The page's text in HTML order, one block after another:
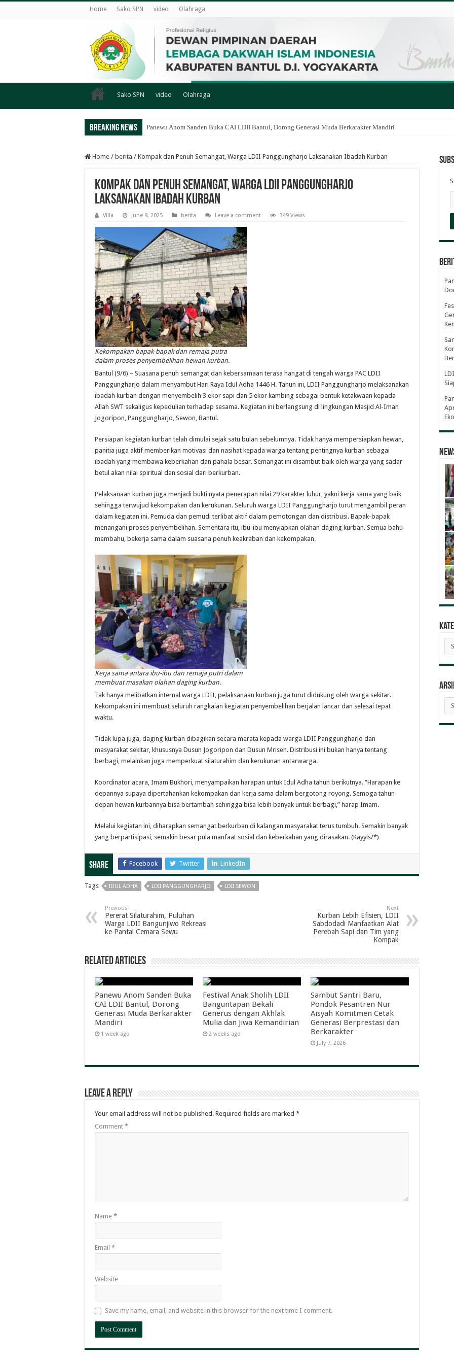
Home Sako SPN video Olahraga
Sako SPN video Olahraga
Breaking News Panewu Anom Sanden Buka CAI LDII Bantul, Dorong Generasi Muda Berkarakter Mandiri
Home / berita / Kompak dan Penuh Semangat, Warga LDII Panggungharjo Laksanakan Ibadah Kurban
Kompak dan Penuh Semangat, Warga LDII Panggungharjo
Laksanakan Ibadah Kurban
Villa June 9, 2025 berita Leave a comment 349 Views
Kekompakan bapak-bapak dan remaja putra
dalam proses penyembelihan hewan kurban.
Bantul (9/6) – Suasana penuh semangat dan kebersamaan terasa hangat di tengah warga PAC LDII
Panggungharjo dalam menyambut Hari Raya Idul Adha 1446 H. Tahun ini, LDII Panggungharjo melaksanakan
ibadah kurban dengan menyembelih 3 ekor sapi dan 5 ekor kambing sebagai bentuk ketakwaan kepada
Allah SWT sekaligus kepedulian terhadap sesama. Kegiatan ini berlangsung di lingkungan Masjid Al-Iman
Jogoripon, Panggungharjo, Sewon, Bantul.
Persiapan kegiatan kurban telah dimulai sejak satu bulan sebelumnya. Tidak hanya mempersiapkan hewan,
panitia juga aktif memberikan motivasi dan nasihat kepada warga tentang pentingnya kurban sebagai
ibadah yang membawa keberkahan dan pahala besar. Semangat ini disambut baik oleh warga yang sadar
betul akan nilai spiritual dan sosial dari berkurban.
Pelaksanaan kurban juga menjadi bukti nyata penerapan nilai 29 karakter luhur, yakni kerja sama yang baik
sehingga terwujud kekompakan dan kerukunan. Seluruh warga LDII Panggungharjo turut mengambil peran
dalam kegiatan ini. Pemuda dan pemudi terlibat aktif dalam pemotongan dan distribusi. Bapak-bapak
menangani proses penyembelihan. Sementara itu, ibu-ibu menyiapkan olahan daging kurban. Semua bahu-
membahu, bekerja sama dalam suasana penuh keakraban dan kekompakan.
Kerja sama antara ibu-ibu dan remaja putri dalam
membuat masakan olahan daging kurban.
Tak hanya melibatkan internal warga LDII, pelaksanaan kurban juga turut didukung oleh warga sekitar.
Kekompakan ini membuat seluruh rangkaian kegiatan penyembelihan berjalan lancar dan selesai tepat
waktu.
Tidak lupa juga, daging kurban dibagikan secara merata kepada warga LDII Panggungharjo dan
masyarakat sekitar, khususnya Dusun Jogoripon dan Dusun Mrisen. Distribusi ini bukan hanya tentang
berbagi, melainkan juga memperkuat silaturahim dan kerukunan antarwarga.
Koordinator acara, Imam Bukhori, menyampaikan harapan untuk Idul Adha tahun berikutnya. “Harapan ke
depannya supaya dipertahankan kekompakan dan kerja sama dalam bergotong royong. Semoga tahun
depan hewan kurbannya bisa bertambah sehingga bisa lebih banyak untuk berbagi,” harap Imam.
Melalui kegiatan ini, diharapkan semangat berkurban di kalangan masyarakat terus tumbuh. Semakin banyak
yang berpartisipasi, semakin besar pula manfaat sosial dan keberkahan yang dirasakan. (Kayyis/*)
Share Facebook Twitter LinkedIn
Tags IDUL ADHA LDII PANGGUNGHARJO LDII SEWON
Previous
Pererat Silaturahim, Puluhan
Warga LDII Bangunjiwo Rekreasi
ke Pantai Cemara Sewu
Next
Kurban Lebih Efisien, LDII
Sabdodadi Manfaatkan Alat
Perebah Sapi dan Tim yang
Kompak
Related Articles
Panewu Anom Sanden Buka
CAI LDII Bantul, Dorong
Generasi Muda Berkarakter
Mandiri
1 week ago
Festival Anak Sholih LDII
Banguntapan Bekali
Generus dengan Akhlak
Mulia dan Jiwa Kemandirian
2 weeks ago
Sambut Santri Baru,
Pondok Pesantren Nur
Aisyah Komitmen Cetak
Generasi Berprestasi dan
Berkarakter
July 7, 2026
Leave a Reply
Your email address will not be published. Required fields are marked *
Comment *
Name *
Email *
Website
Save my name, email, and website in this browser for the next time I comment.